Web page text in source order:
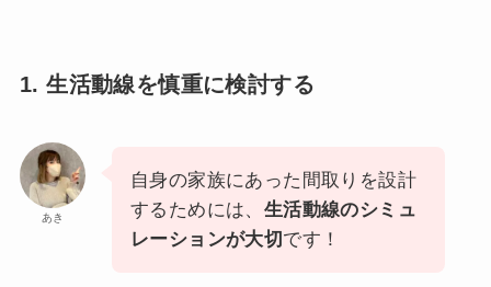
1. 生活動線を慎重に検討する
あき
自身の家族にあった間取りを設計
するためには、 生活動線のシミュ
レーションが大切 です！